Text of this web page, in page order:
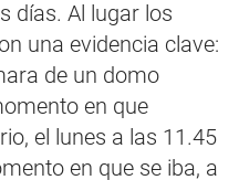
días. Al lugar los
una evidencia clave:
de un domo
en que
el lunes a las 11.45
en que se iba, a